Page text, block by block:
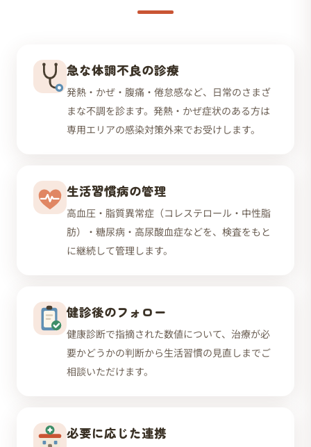
急な体調不良の診療
発熱・かぜ・腹痛・倦怠感など、日常のさまざ
まな不調を診ます。発熱・かぜ症状のある方は
専用エリアの感染対策外来でお受けします。
生活習慣病の管理
高血圧・脂質異常症（コレステロール・中性脂
肪）・糖尿病・高尿酸血症などを、検査をもと
に継続して管理します。
健診後のフォロー
健康診断で指摘された数値について、治療が必
要かどうかの判断から生活習慣の見直しまでご
相談いただけます。
必要に応じた連携